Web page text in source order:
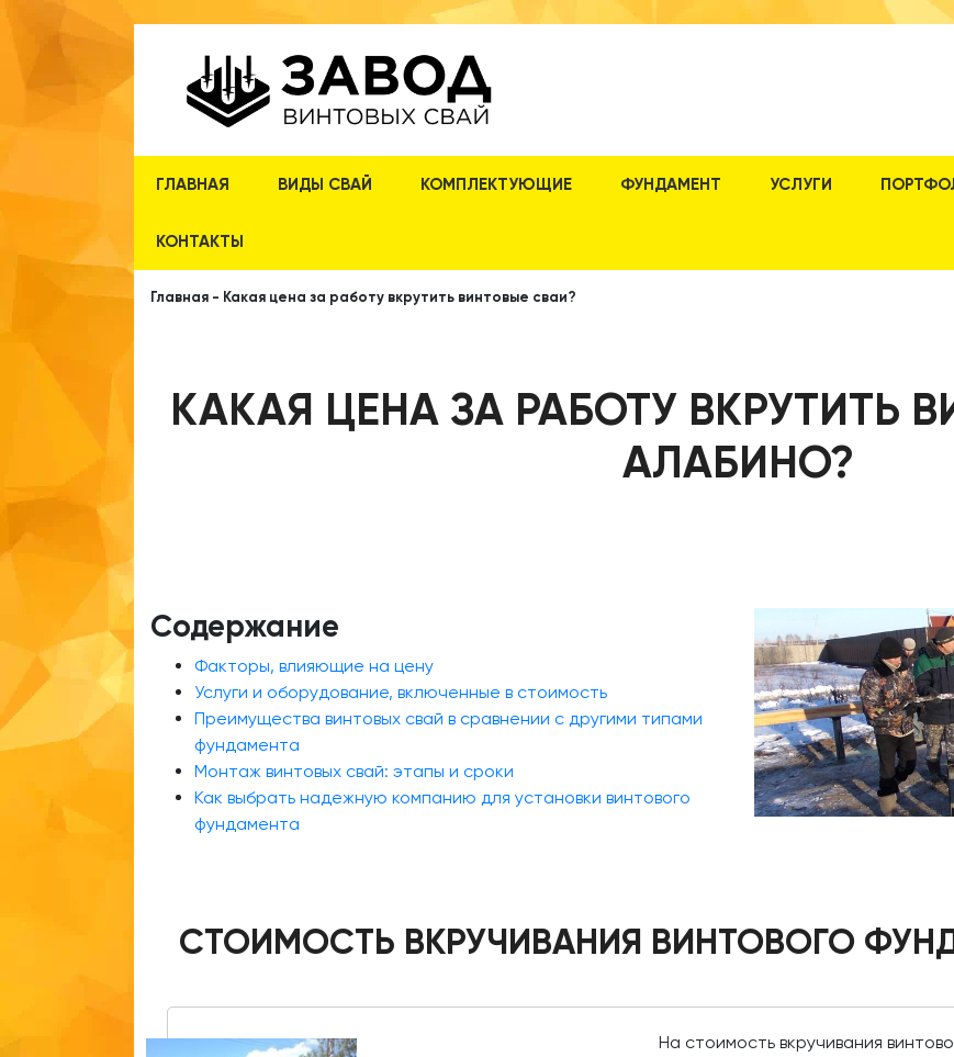
ГЛАВНАЯ ВИДЫ СВАЙ КОМПЛЕКТУЮЩИЕ ФУНДАМЕНТ УСЛУГИ
КОНТАКТЫ
Главная - Какая цена за работу вкрутить винтовые сваи?
КАКАЯ ЦЕНА ЗА РАБОТУ ВКРУТИТЬ
АЛАБИНО?
Содержание
Факторы, влияющие на цену
Услуги и оборудование, включенные в стоимость
Преимущества винтовых свай в сравнении с другими типами
фундамента
Монтаж винтовых свай: этапы и сроки
Как выбрать надежную компанию для установки винтового
фундамента
СТОИМОСТЬ ВКРУЧИВАНИЯ ВИНТОВОГО
На стоимость вкручивания